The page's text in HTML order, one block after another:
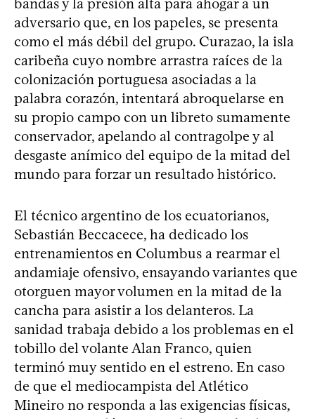
adversario que, en los papeles, se presenta
como el más débil del grupo. Curazao, la isla
caribeña cuyo nombre arrastra raíces de la
colonización portuguesa asociadas a la
palabra corazón, intentará abroquelarse en
su propio campo con un libreto sumamente
conservador, apelando al contragolpe y al
desgaste anímico del equipo de la mitad del
mundo para forzar un resultado histórico.
El técnico argentino de los ecuatorianos,
Sebastián Beccacece, ha dedicado los
entrenamientos en Columbus a rearmar el
andamiaje ofensivo, ensayando variantes que
otorguen mayor volumen en la mitad de la
cancha para asistir a los delanteros. La
sanidad trabaja debido a los problemas en el
tobillo del volante Alan Franco, quien
terminó muy sentido en el estreno. En caso
de que el mediocampista del Atlético
Mineiro no responda a las exigencias físicas,